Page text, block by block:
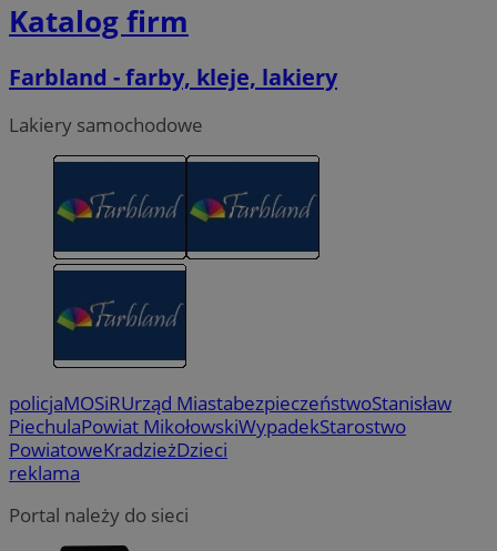
Katalog firm
Farbland - farby, kleje, lakiery
Lakiery samochodowe
policjaMOSiRUrząd MiastabezpieczeństwoStanisław
PiechulaPowiat MikołowskiWypadekStarostwo
PowiatoweKradzieżDzieci
reklama
Portal należy do sieci